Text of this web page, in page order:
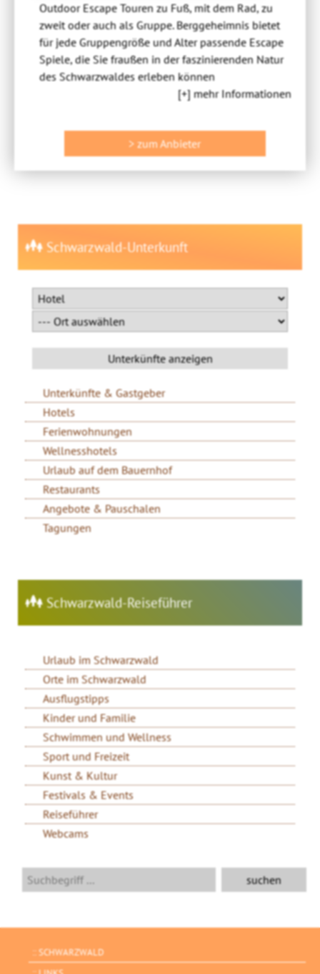
Outdoor Escape Touren zu Fuß, mit dem Rad, zu
zweit oder auch als Gruppe. Berggeheimnis bietet
für jede Gruppengröße und Alter passende Escape
Spiele, die Sie fraußen in der faszinierenden Natur
des Schwarzwaldes erleben können
[+] mehr Informationen
> zum Anbieter
Schwarzwald-Unterkunft
Unterkünfte & Gastgeber
Hotels
Ferienwohnungen
Wellnesshotels
Urlaub auf dem Bauernhof
Restaurants
Angebote & Pauschalen
Tagungen
Schwarzwald-Reiseführer
Urlaub im Schwarzwald
Orte im Schwarzwald
Ausflugstipps
Kinder und Familie
Schwimmen und Wellness
Sport und Freizeit
Kunst & Kultur
Festivals & Events
Reiseführer
Webcams
SCHWARZWALD